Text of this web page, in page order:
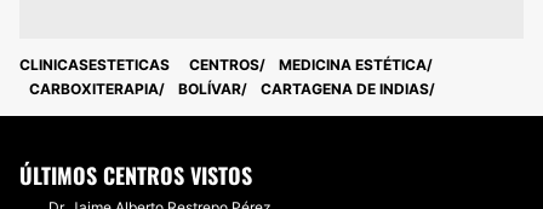
CLINICASESTETICAS CENTROS
MEDICINA ESTÉTICA
CARBOXITERAPIA
BOLÍVAR CARTAGENA DE INDIAS
ÚLTIMOS CENTROS VISTOS